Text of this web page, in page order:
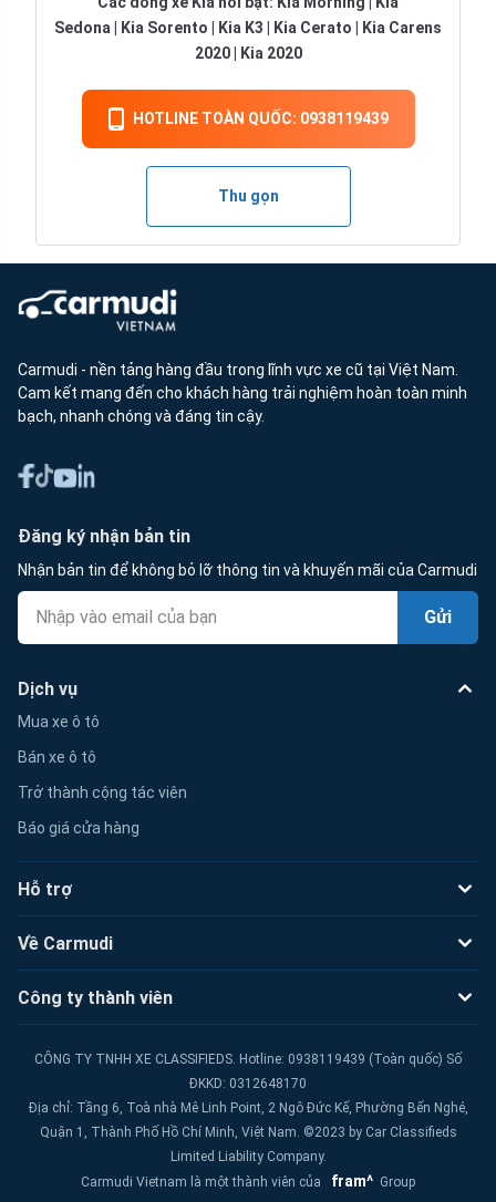
Sedona
Kia Sorento Kia K3 Kia Cerato
Kia Carens
2020| Kia 2020
HOTLINE TOÀN QUỐC: 0938119439
Thu gọn
Carmudi - nền tảng hàng đầu trong lĩnh vực xe cũ tại Việt Nam.
Cam kết mang đến cho khách hàng trải nghiệm hoàn toàn minh
bạch, nhanh chóng và đáng tin cậy.
Đăng ký nhận bản tin
Nhận bản tin để không bỏ lỡ thông tin và khuyến mãi của Carmudi
Gửi
Dịch vụ
Mua xe ô tô
Bán xe ô tô
Trở thành cộng tác viên
Báo giá cửa hàng
Hỗ trợ
Về Carmudi
Công ty thành viên
CÔNG TY TNHH XE CLASSIFIEDS. Hotline: 0938119439 (Toàn quốc) Số
ĐKKD: 0312648170
Địa chỉ: Tầng 6, Toà nhà Mê Linh Point, 2 Ngô Đức Kế, Phường Bến Nghé,
Quận 1, Thành Phố Hồ Chí Minh, Việt Nam. ©2023 by Car Classifieds
Limited Liability Company.
Carmudi Vietnam là một thành viên của
fram^ Group